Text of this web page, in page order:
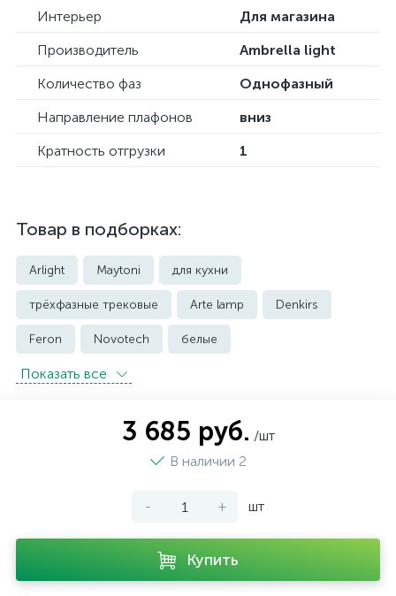
Интерьер
Для магазина
Производитель
Ambrella light
Количество фаз
Однофазный
Направление плафонов
вниз
Кратность отгрузки
1
Товар в подборках:
Arlight Maytoni для кухни
трёхфазные трековые Arte lamp Denkirs
Feron Novotech белые
встраиваемые трековые
модульные трековые подвесные трековые
светильники для модульной системы
черные ЭРА Crystal Lux Ambrella
Показать всe
3 685 руб. /шт
В наличии 2
- + шт
Купить